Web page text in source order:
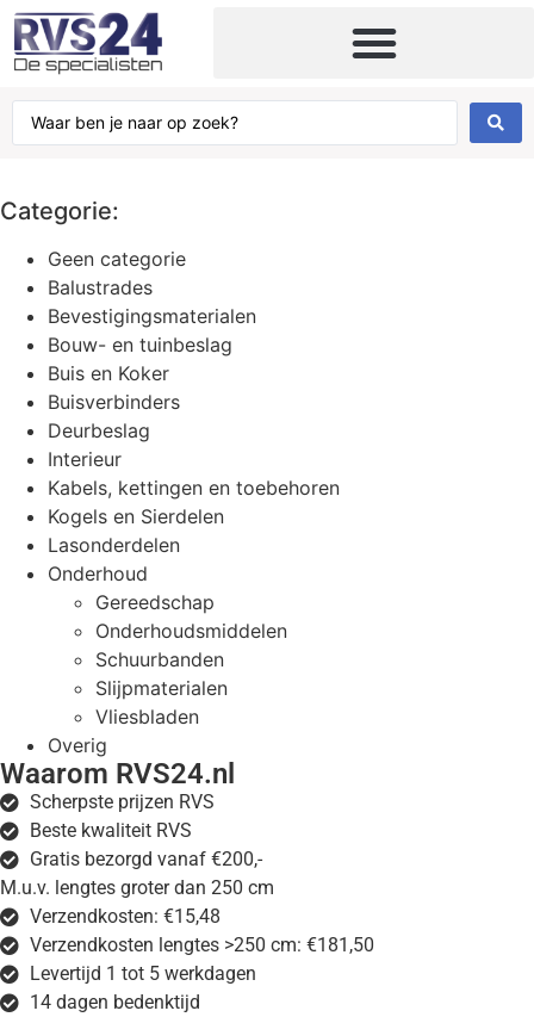
Categorie:
Geen categorie
Balustrades
Bevestigingsmaterialen
Bouw- en tuinbeslag
Buis en Koker
Buisverbinders
Deurbeslag
Interieur
Kabels, kettingen en toebehoren
Kogels en Sierdelen
Lasonderdelen
Onderhoud
Gereedschap
Onderhoudsmiddelen
Schuurbanden
Slijpmaterialen
Vliesbladen
Overig
Waarom RVS24.nl
Scherpste prijzen RVS
Beste kwaliteit RVS
Gratis bezorgd vanaf €200,-
M.u.v. lengtes groter dan 250 cm
Verzendkosten: €15,48
Verzendkosten lengtes >250 cm: €181,50
Levertijd 1 tot 5 werkdagen
14 dagen bedenktijd